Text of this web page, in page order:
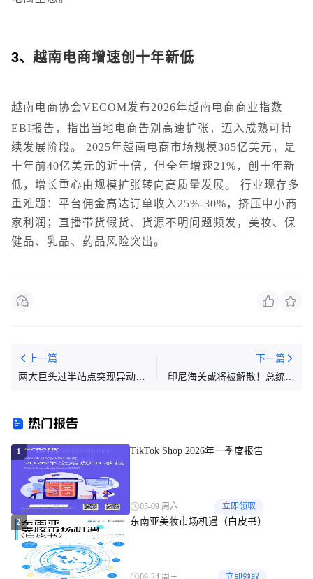
3、 越南电商增速创十年新低
越南电商协会VECOM发布2026年越南电商商业指数
EBI报告，指出当地电商告别高速扩张，迈入成熟可持
续发展阶段。 2025年越南电商市场规模385亿美元，是
十年前40亿美元的近十倍，但全年增速21%，创十年新
低，增长重心由规模扩张转向高质量发展。 行业现存多
重难题：平台佣金高达订单收入25%-30%，挤压中小商
家利润；直播带货假货、货源不明问题频发，美妆、保
健品、乳品、药品风险突出。
上一篇
两大巨头过半站点突现异动，
下一篇
印尼海关或将被解散！总统已
热门报告
1 TikTok Shop 2026年一季度报告
05-09 周六 立即领取
2 东南亚美妆市场机遇（白皮书）